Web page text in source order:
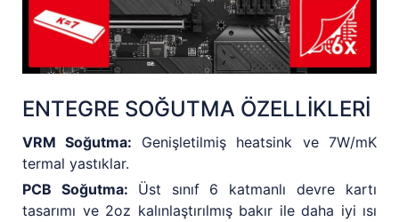
ENTEGRE SOĞUTMA ÖZELLİKLERİ
VRM Soğutma: Genişletilmiş heatsink ve 7W/mK
termal yastıklar.
PCB Soğutma: Üst sınıf 6 katmanlı devre kartı
tasarımı ve 2oz kalınlaştırılmış bakır ile daha iyi ısı